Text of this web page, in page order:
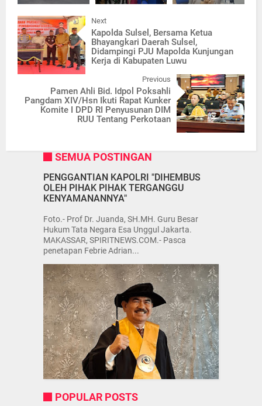
Next
Kapolda Sulsel, Bersama Ketua
Bhayangkari Daerah Sulsel,
Didampingi PJU Mapolda Kunjungan
Kerja di Kabupaten Luwu
Previous
Pamen Ahli Bid. Idpol Poksahli
Pangdam XIV/Hsn Ikuti Rapat Kunker
Komite I DPD RI Penyusunan DIM
RUU Tentang Perkotaan
SEMUA POSTINGAN
PENGGANTIAN KAPOLRI "DIHEMBUS
OLEH PIHAK PIHAK TERGANGGU
KENYAMANANNYA"
Foto.- Prof Dr. Juanda, SH.MH. Guru Besar
Hukum Tata Negara Esa Unggul Jakarta.
MAKASSAR, SPIRITNEWS.COM.- Pasca
penetapan Febrie Adrian...
POPULAR POSTS